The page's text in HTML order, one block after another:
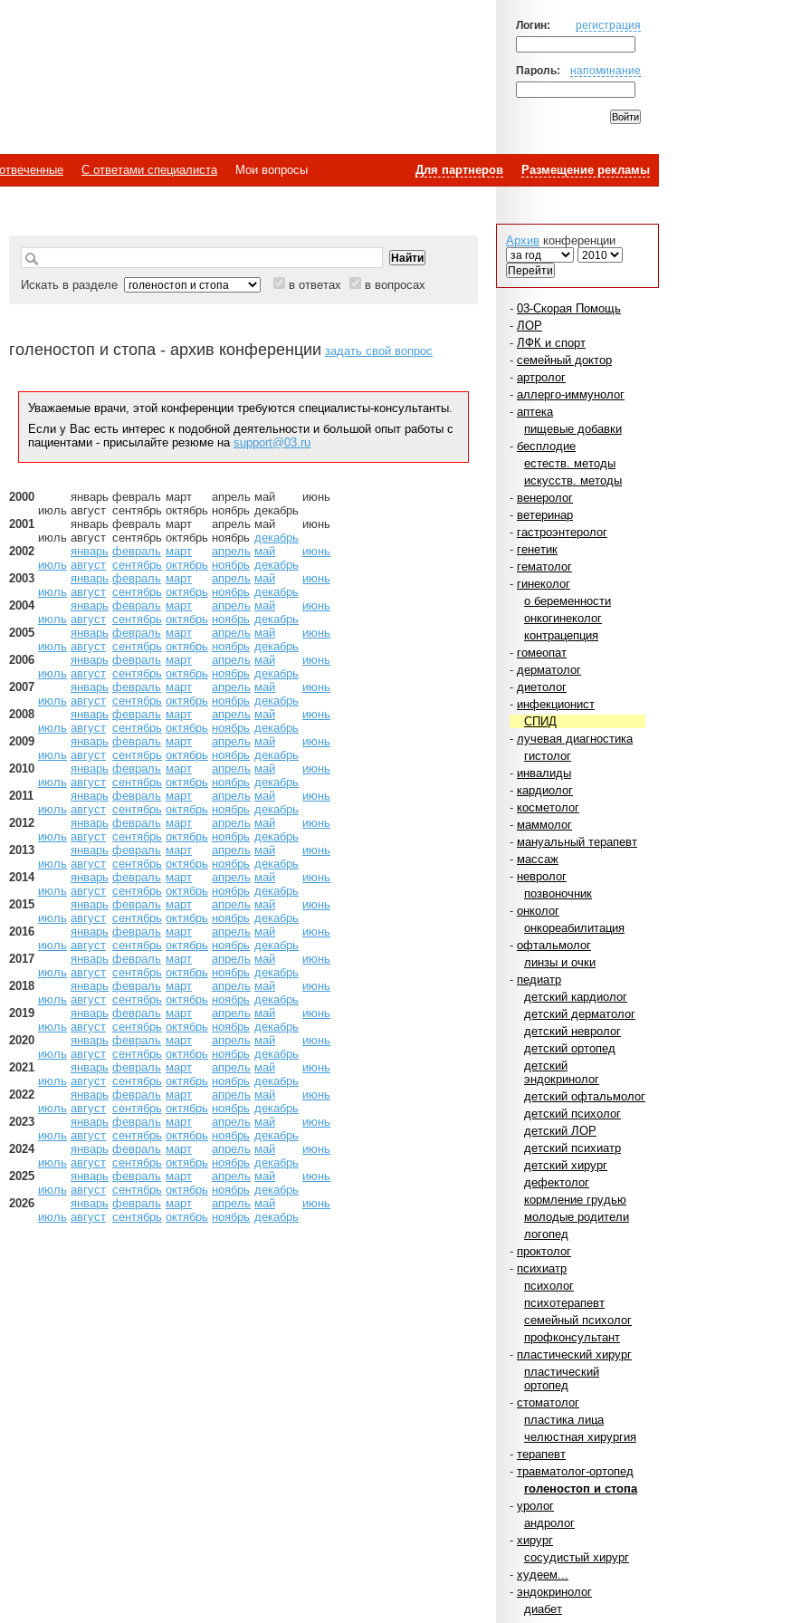
Логин: регистрация
Пароль: напоминание
Размещение рекламы
Для партнеров
С ответами специалиста Мои вопросы
Архив конференции
- 03-Скорая Помощь
- ЛОР
- ЛФК и спорт
- семейный доктор
- артролог
- аллерго-иммунолог
- аптека
пищевые добавки
- бесплодие
естеств. методы
искусств. методы
- венеролог
- ветеринар
- гастроэнтеролог
- генетик
- гематолог
- гинеколог
о беременности
онкогинеколог
контрацепция
- гомеопат
- дерматолог
- диетолог
- инфекционист
СПИД
- лучевая диагностика
гистолог
- инвалиды
- кардиолог
- косметолог
- маммолог
- мануальный терапевт
- массаж
- невролог
позвоночник
- онколог
онкореабилитация
- офтальмолог
линзы и очки
- педиатр
детский кардиолог
детский дерматолог
детский невролог
детский ортопед
детский
эндокринолог
детский офтальмолог
детский психолог
детский ЛОР
детский психиатр
детский хирург
дефектолог
кормление грудью
молодые родители
логопед
- проктолог
- психиатр
психолог
психотерапевт
семейный психолог
профконсультант
- пластический хирург
пластический
ортопед
- стоматолог
пластика лица
челюстная хирургия
- терапевт
- травматолог-ортопед
голеностоп и стопа
- уролог
андролог
- хирург
сосудистый хирург
- худеем...
- эндокринолог
диабет
Искать в разделе в ответах в вопросах
голеностоп и стопа - архив конференции задать свой вопрос
Уважаемые врачи, этой конференции требуются специалисты-консультанты.
Если у Вас есть интерес к подобной деятельности и большой опыт работы с
пациентами - присылайте резюме на support@03.ru
2000 январь февраль март апрель май
июнь
июль август сентябрь октябрь ноябрь декабрь
2001
январь февраль март апрель май
июнь
июль август сентябрь октябрь ноябрь декабрь
2002
январь февраль март апрель май
июнь
июль август сентябрь октябрь ноябрь декабрь
2003
январь февраль март апрель май
июнь
июль август сентябрь октябрь ноябрь декабрь
2004
январь февраль март апрель май
июнь
июль август сентябрь октябрь ноябрь декабрь
2005
январь февраль март апрель май
июнь
июль август сентябрь октябрь ноябрь декабрь
2006
январь февраль март апрель май
июнь
июль август сентябрь октябрь ноябрь декабрь
2007
январь февраль март апрель май
июнь
июль август сентябрь октябрь ноябрь декабрь
2008
январь февраль март апрель май
июнь
июль август сентябрь октябрь ноябрь декабрь
2009
январь февраль март апрель май
июнь
июль август сентябрь октябрь ноябрь декабрь
2010
январь февраль март апрель май
июнь
июль август сентябрь октябрь ноябрь декабрь
2011
январь февраль март апрель май
июнь
июль август сентябрь октябрь ноябрь декабрь
2012
январь февраль март апрель май
июнь
июль август сентябрь октябрь ноябрь декабрь
2013
январь февраль март апрель май
июнь
июль август сентябрь октябрь ноябрь декабрь
2014
январь февраль март апрель май
июнь
июль август сентябрь октябрь ноябрь декабрь
2015
январь февраль март апрель май
июнь
июль август сентябрь октябрь ноябрь декабрь
2016
январь февраль март апрель май
июнь
июль август сентябрь октябрь ноябрь декабрь
2017
январь февраль март апрель май
июнь
июль август сентябрь октябрь ноябрь декабрь
2018
январь февраль март апрель май
июнь
июль август сентябрь октябрь ноябрь декабрь
2019
январь февраль март апрель май
июнь
июль август сентябрь октябрь ноябрь декабрь
2020
январь февраль март апрель май
июнь
июль август сентябрь октябрь ноябрь декабрь
2021
январь февраль март апрель май
июнь
июль август сентябрь октябрь ноябрь декабрь
2022
январь февраль март апрель май
июнь
июль август сентябрь октябрь ноябрь декабрь
2023
январь февраль март апрель май
июнь
июль август сентябрь октябрь ноябрь декабрь
2024
январь февраль март апрель май
июнь
июль август сентябрь октябрь ноябрь декабрь
2025
январь февраль март апрель май
июнь
июль август сентябрь октябрь ноябрь декабрь
2026
январь февраль март апрель май
июнь
июль август сентябрь октябрь ноябрь декабрь